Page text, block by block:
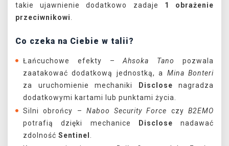
takie ujawnienie dodatkowo zadaje 1 obrażenie
przeciwnikowi
Co czeka na Ciebie w talii?
Łańcuchowe efekty –Ahsoka Tano
pozwala
zaatakować dodatkową jednostką, a Mina Bonteri
za uruchomienie mechaniki
Disclose nagradza
dodatkowymi kartami lub punktami życia.
Silni obrońcy – Naboo Security Force czyB2EMO
potrafią dzięki mechanice
Disclose nadawać
zdolność Sentinel